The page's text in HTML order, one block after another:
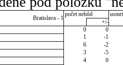
Bratislava - 1
počet nehôd
+/-
0
0
1
-1
6
-2
3
-5
4
0